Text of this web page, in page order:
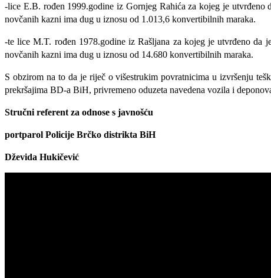
-lice E.B. rođen 1999.godine iz Gornjeg Rahića za kojeg je
novčanih kazni ima dug u iznosu od 1.013,6 konvertibilnih maraka.
-te lice M.T. rođen 1978.godine iz Rašljana za kojeg je utvrđeno da
novčanih kazni ima dug u iznosu od 14.680 konvertibilnih maraka.
S obzirom na to da je riječ o višestrukim povratnicima u izvršenju
prekršajima BD-a BiH, privremeno oduzeta navedena vozila i
Stručni referent za odnose s javnošću
portparol Policije Brčko distrikta BiH
Dževida Hukičević